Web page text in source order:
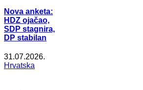
Nova anketa:
HDZ ojačao,
SDP stagnira,
DP stabilan
31.07.2026.
Hrvatska